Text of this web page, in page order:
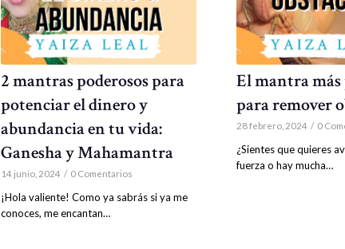
2 mantras poderosos para
potenciar el dinero y
abundancia en tu vida:
Ganesha y Mahamantra
14 junio, 2024 / 0 Comentarios
¡Hola valiente! Como ya sabrás si ya me
conoces, me encantan…
El mantra
para remover
28 febrero, 2024 / 0
¿Sientes que quieres
fuerza o hay mucha…